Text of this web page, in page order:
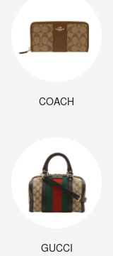
COACH
GUCCI